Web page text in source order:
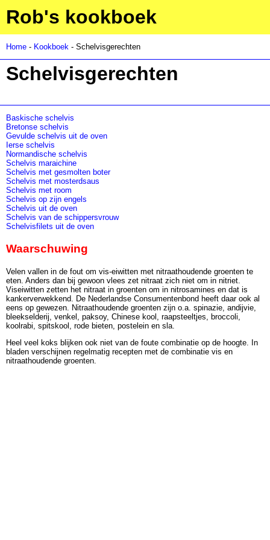
Rob's kookboek
Home - Kookboek - Schelvisgerechten
Schelvisgerechten
Baskische schelvis
Bretonse schelvis
Gevulde schelvis uit de oven
Ierse schelvis
Normandische schelvis
Schelvis maraichine
Schelvis met gesmolten boter
Schelvis met mosterdsaus
Schelvis met room
Schelvis op zijn engels
Schelvis uit de oven
Schelvis van de schippersvrouw
Schelvisfilets uit de oven
Waarschuwing
Velen vallen in de fout om vis-eiwitten met nitraathoudende groenten te
eten. Anders dan bij gewoon vlees zet nitraat zich niet om in nitriet.
Viseiwitten zetten het nitraat in groenten om in nitrosamines en dat is
kankerverwekkend. De Nederlandse Consumentenbond heeft daar ook al
eens op gewezen. Nitraathoudende groenten zijn o.a. spinazie, andijvie,
bleekselderij, venkel, paksoy, Chinese kool, raapsteeltjes, broccoli,
koolrabi, spitskool, rode bieten, postelein en sla.
Heel veel koks blijken ook niet van de foute combinatie op de hoogte. In
bladen verschijnen regelmatig recepten met de combinatie vis en
nitraathoudende groenten.